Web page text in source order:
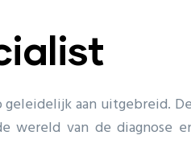
aan uitgebreid.
wereld van de diagnose